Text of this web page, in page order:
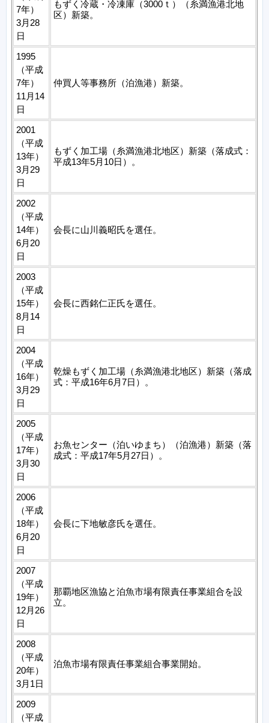
7年）
3月28
日
もずく冷蔵・冷凍庫（3000ｔ）（糸満漁港北地
区）新築。
1995
（平成
7年）
11月14
日
仲買人等事務所（泊漁港）新築。
2001
（平成
13年）
3月29
日
もずく加工場（糸満漁港北地区）新築（落成式：
平成13年5月10日）。
2002
（平成
14年）
6月20
日
会長に山川義昭氏を選任。
2003
（平成
15年）
8月14
日
会長に西銘仁正氏を選任。
2004
（平成
16年）
3月29
日
乾燥もずく加工場（糸満漁港北地区）新築（落成
式：平成16年6月7日）。
2005
（平成
17年）
3月30
日
お魚センター（泊いゆまち）（泊漁港）新築（落
成式：平成17年5月27日）。
2006
（平成
18年）
6月20
日
会長に下地敏彦氏を選任。
2007
（平成
19年）
12月26
日
那覇地区漁協と泊魚市場有限責任事業組合を設
立。
2008
（平成
20年）
3月1日
泊魚市場有限責任事業組合事業開始。
2009
（平成